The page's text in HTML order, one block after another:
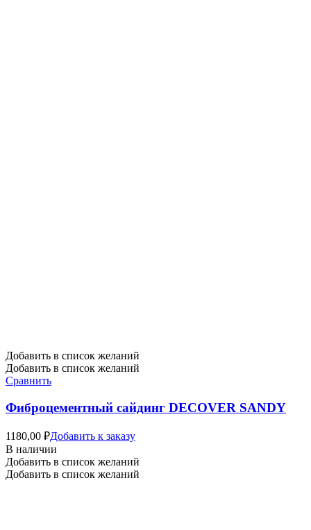
Добавить в список желаний
Добавить в список желаний
Сравнить
Фиброцементный сайдинг DECOVER SANDY
1180,00 ₽Добавить к заказу
В наличии
Добавить в список желаний
Добавить в список желаний